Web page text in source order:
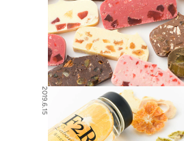
2019.6.15